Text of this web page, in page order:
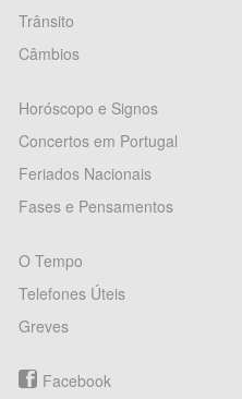
Trânsito
Câmbios
Horóscopo e Signos
Concertos em Portugal
Feriados Nacionais
Fases e Pensamentos
O Tempo
Telefones Úteis
Greves
Facebook